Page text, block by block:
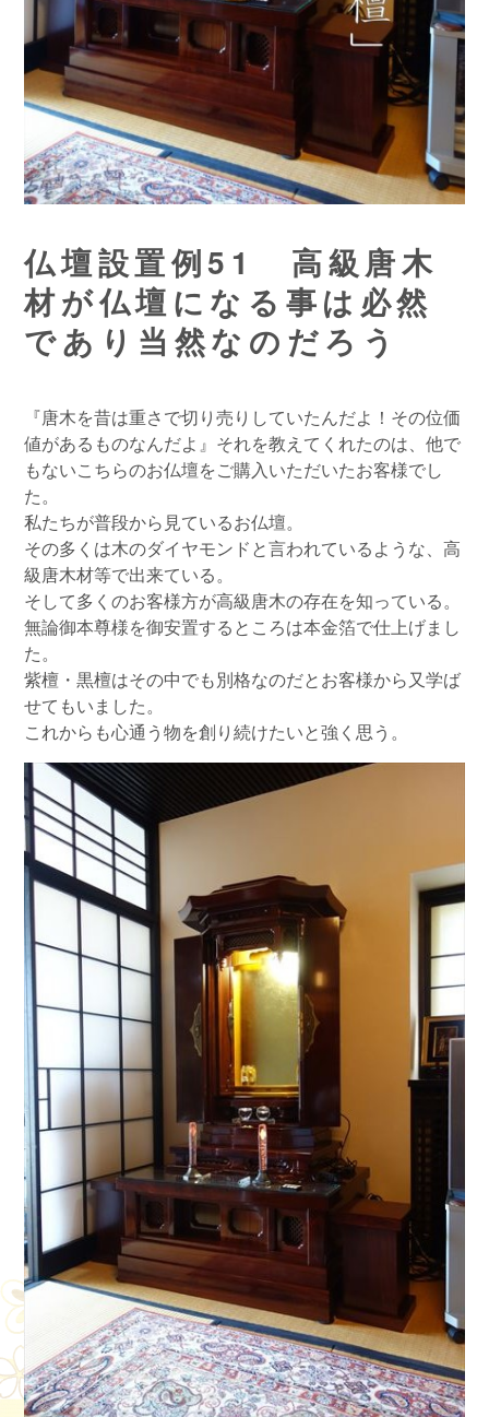
仏壇設置例51 高級唐木
材が仏壇になる事は必然
であり当然なのだろう
『唐木を昔は重さで切り売りしていたんだよ！その位価
値があるものなんだよ』それを教えてくれたのは、他で
もないこちらのお仏壇をご購入いただいたお客様でし
た。
私たちが普段から見ているお仏壇。
その多くは木のダイヤモンドと言われているような、高
級唐木材等で出来ている。
そして多くのお客様方が高級唐木の存在を知っている。
無論御本尊様を御安置するところは本金箔で仕上げまし
た。
紫檀・黒檀はその中でも別格なのだとお客様から又学ば
せてもいました。
これからも心通う物を創り続けたいと強く思う。